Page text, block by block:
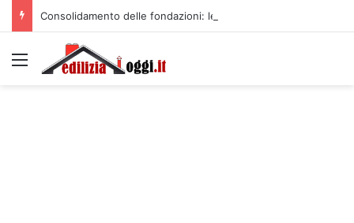
Menu